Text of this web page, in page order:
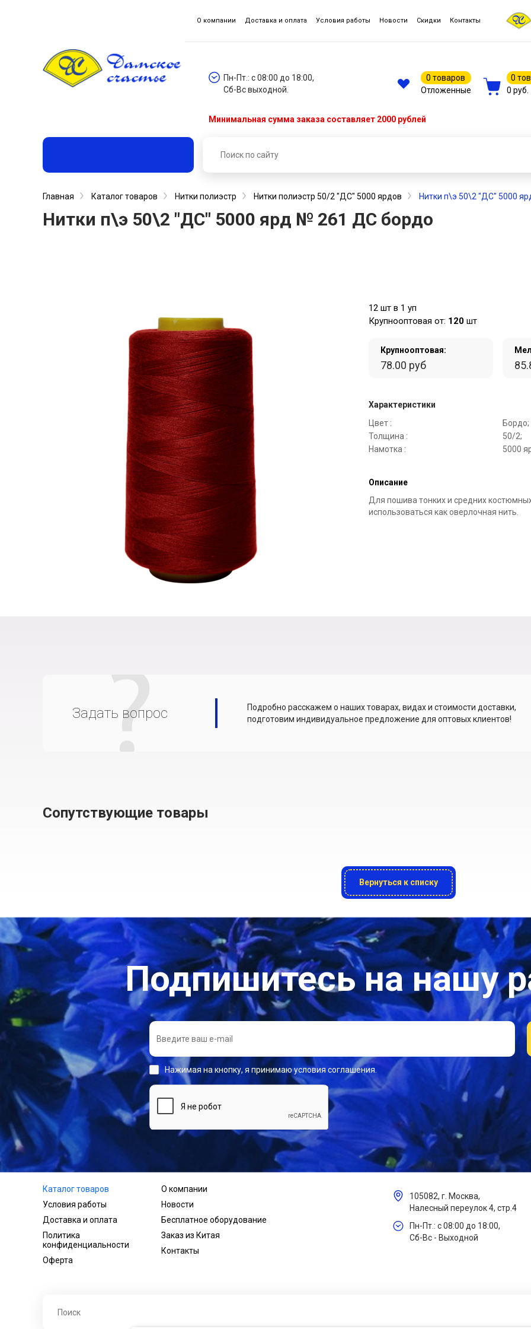
О компании Доставка и оплата Условия работы Новости Скидки Контакты
Пн-Пт.: с 08:00 до 18:00,
Сб-Вс выходной.
0 товаров
Отложенные
0
0 руб.
Минимальная сумма заказа составляет 2000 рублей
Главная Каталог товаров Нитки полиэстр Нитки полиэстр 50/2 "ДС" 5000 ярдов Нитки п\э 50\2 "ДС" 5000
Нитки п\э 50\2 "ДС" 5000 ярд № 261 ДС бордо
12 шт в 1 уп
Крупнооптовая от: 120 шт
Крупнооптовая:
78.00 руб
Характеристики
Цвет :
Бордо;
Толщина :
50/2;
Намотка :
5000
Описание
Для пошива тонких и средних
использоваться как оверлочная нить.
Задать вопрос
Подробно расскажем о наших товарах, видах и стоимости доставки,
подготовим индивидуальное предложение для оптовых клиентов!
Сопутствующие товары
Вернуться к списку
Подпишитесь на нашу
Нажимая на кнопку, я принимаю условия соглашения.
Каталог товаров
Условия работы
Доставка и оплата
Политика
конфиденциальности
Оферта
О компании
Новости
Бесплатное оборудование
Заказ из Китая
Контакты
105082, г. Москва,
Налесный переулок 4, стр.4
Пн-Пт.: с 08:00 до 18:00,
Сб-Вс - Выходной